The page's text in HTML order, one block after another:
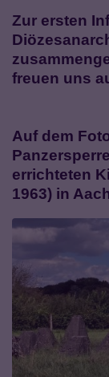
Zur ersten
freuen uns
Auf dem
errichteten
1963) in